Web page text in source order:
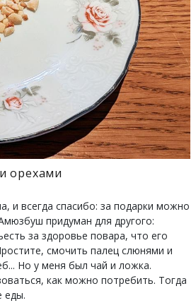
орехами
и всегда спасибо: за подарки можно
придуман для другого:
за здоровье повара, что его
смочить палец слюнями и
Но у меня был чай и ложка.
как можно потребить. Тогда
еды.